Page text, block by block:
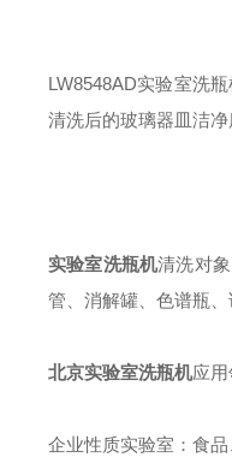
LW8548AD实验室洗瓶
清洗后的玻璃器皿洁
实验室洗瓶机清洗对
管、消解罐、色谱瓶
北京实验室洗瓶机应
企业性质实验室：食